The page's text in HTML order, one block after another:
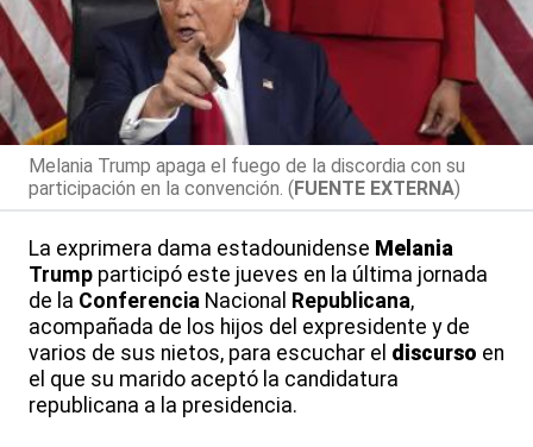
Melania Trump apaga el fuego de la discordia con su
participación en la convención. (FUENTE EXTERNA)
La exprimera dama estadounidense Melania
Trump participó este jueves en la última jornada
de la Conferencia Nacional Republicana,
acompañada de los hijos del expresidente y de
varios de sus nietos, para escuchar el discurso en
el que su marido aceptó la candidatura
republicana a la presidencia.